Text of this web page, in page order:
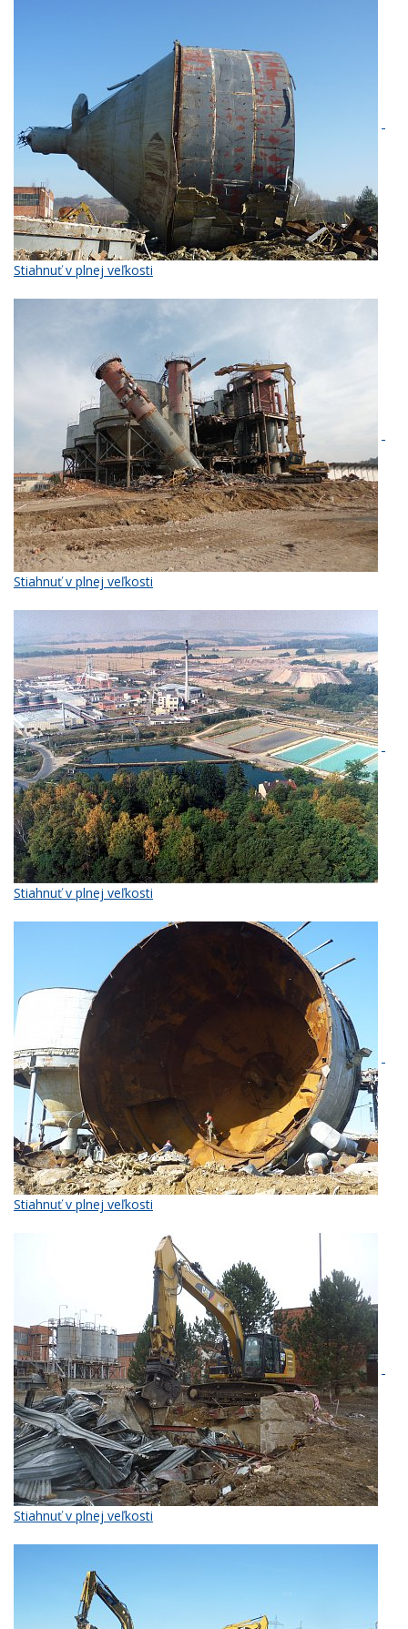
Stiahnuť v plnej veľkosti
Stiahnuť v plnej veľkosti
Stiahnuť v plnej veľkosti
Stiahnuť v plnej veľkosti
Stiahnuť v plnej veľkosti